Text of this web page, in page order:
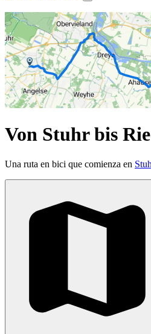
Von Stuhr bis
Una ruta en bici que comienza en